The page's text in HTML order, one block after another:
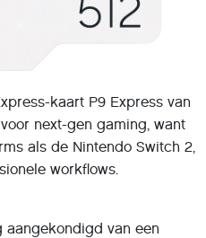
kaart P9 Express van
next-gen gaming, want
als de Nintendo Switch 2,
workflows.
aangekondigd van een